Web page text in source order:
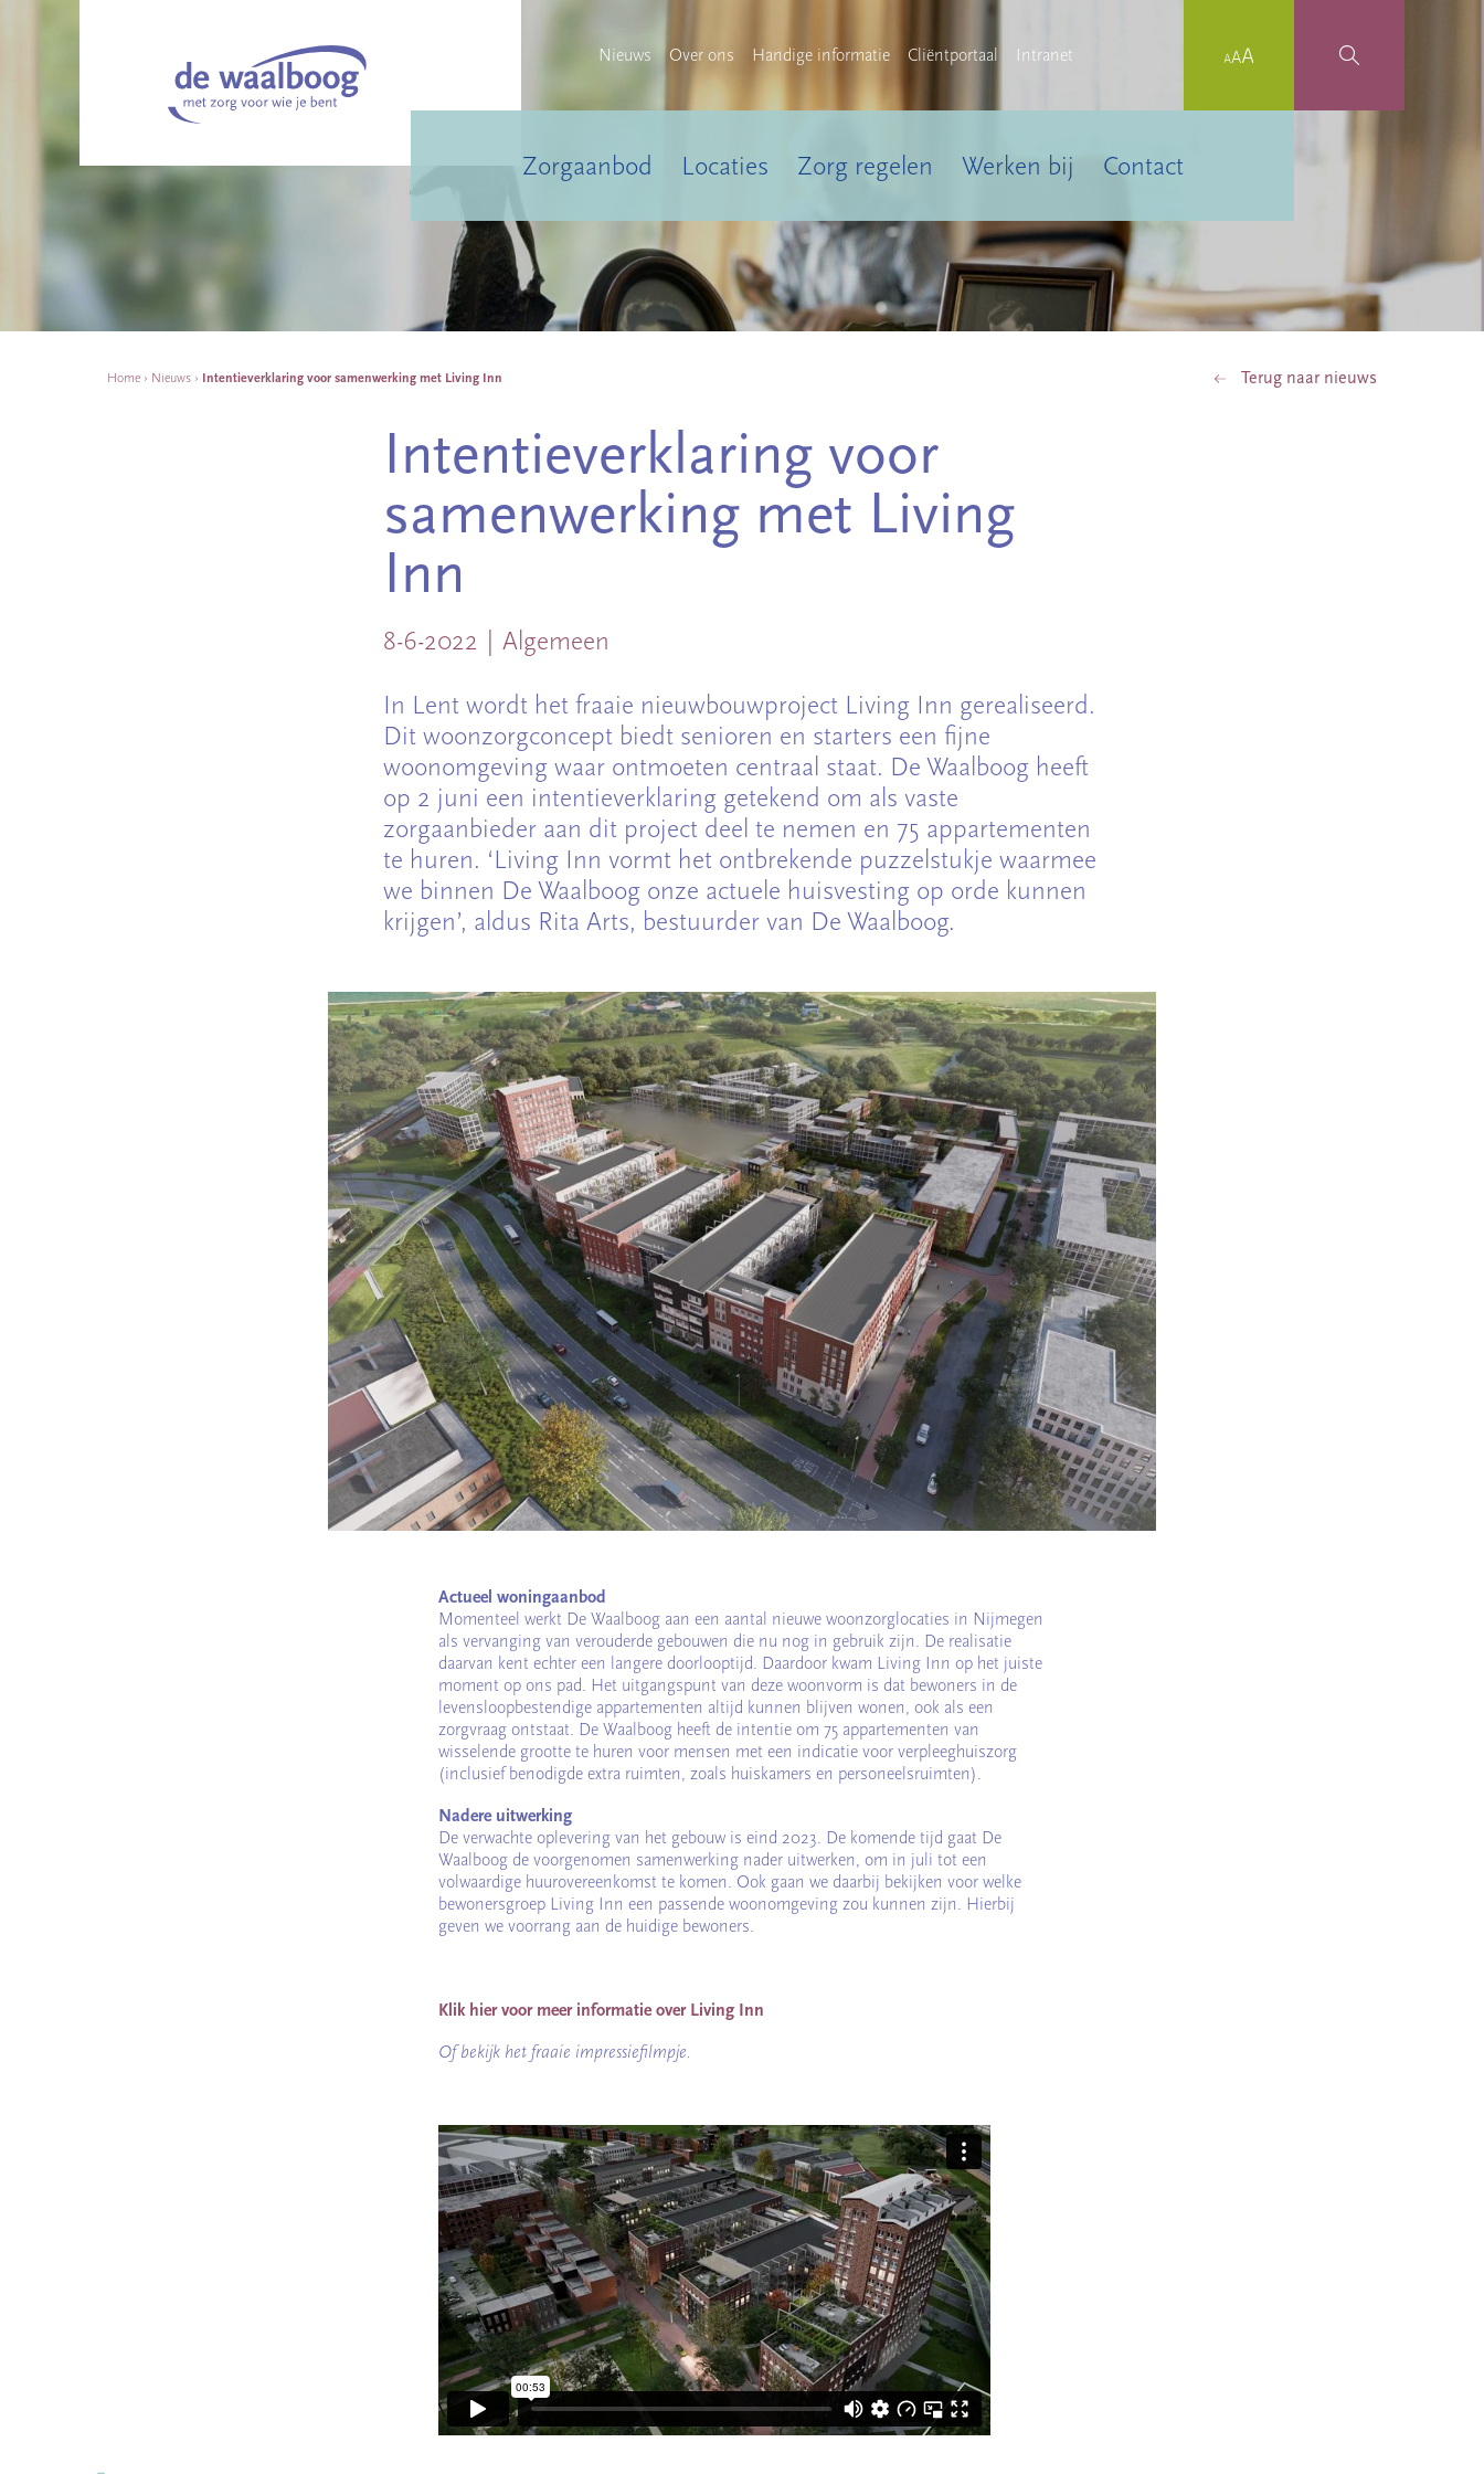
Nieuws Over ons Handige informatie Cliëntportaal Intranet
Zorgaanbod Locaties Zorg regelen Werken bij Contact
Home › Nieuws › Intentieverklaring voor samenwerking met Living Inn Terug naar nieuws
Intentieverklaring voor
samenwerking met Living
Inn
8-6-2022 Algemeen
In Lent wordt het fraaie nieuwbouwproject Living Inn gerealiseerd.
Dit woonzorgconcept biedt senioren en starters een fijne
woonomgeving waar ontmoeten centraal staat. De Waalboog heeft
op 2 juni een intentieverklaring getekend om als vaste
zorgaanbieder aan dit project deel te nemen en 75 appartementen
te huren. ‘Living Inn vormt het ontbrekende puzzelstukje waarmee
we binnen De Waalboog onze actuele huisvesting op orde kunnen
krijgen’, aldus Rita Arts, bestuurder van De Waalboog.
Actueel woningaanbod
Momenteel werkt De Waalboog aan een aantal nieuwe woonzorglocaties in Nijmegen
als vervanging van verouderde gebouwen die nu nog in gebruik zijn. De realisatie
daarvan kent echter een langere doorlooptijd. Daardoor kwam Living Inn op het juiste
moment op ons pad. Het uitgangspunt van deze woonvorm is dat bewoners in de
levensloopbestendige appartementen altijd kunnen blijven wonen, ook als een
zorgvraag ontstaat. De Waalboog heeft de intentie om 75 appartementen van
wisselende grootte te huren voor mensen met een indicatie voor verpleeghuiszorg
(inclusief benodigde extra ruimten, zoals huiskamers en personeelsruimten).
Nadere uitwerking
De verwachte oplevering van het gebouw is eind 2023. De komende tijd gaat De
Waalboog de voorgenomen samenwerking nader uitwerken, om in juli tot een
volwaardige huurovereenkomst te komen. Ook gaan we daarbij bekijken voor welke
bewonersgroep Living Inn een passende woonomgeving zou kunnen zijn. Hierbij
geven we voorrang aan de huidige bewoners.
Klik hier voor meer informatie over Living Inn
Of bekijk het fraaie impressiefilmpje.